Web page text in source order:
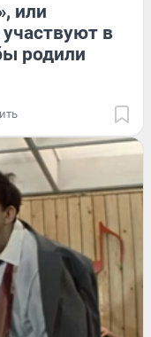
или
в
родили